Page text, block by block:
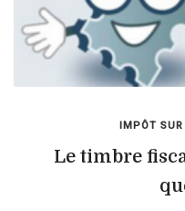
IMPÔT
Le timbre